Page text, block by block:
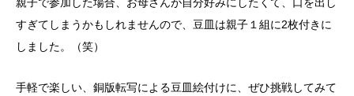
すぎてしまうかもしれませんので、豆皿は親子１組に2枚付きに
しました。（笑）
手軽で楽しい、銅版転写による豆皿絵付けに、ぜひ挑戦してみて